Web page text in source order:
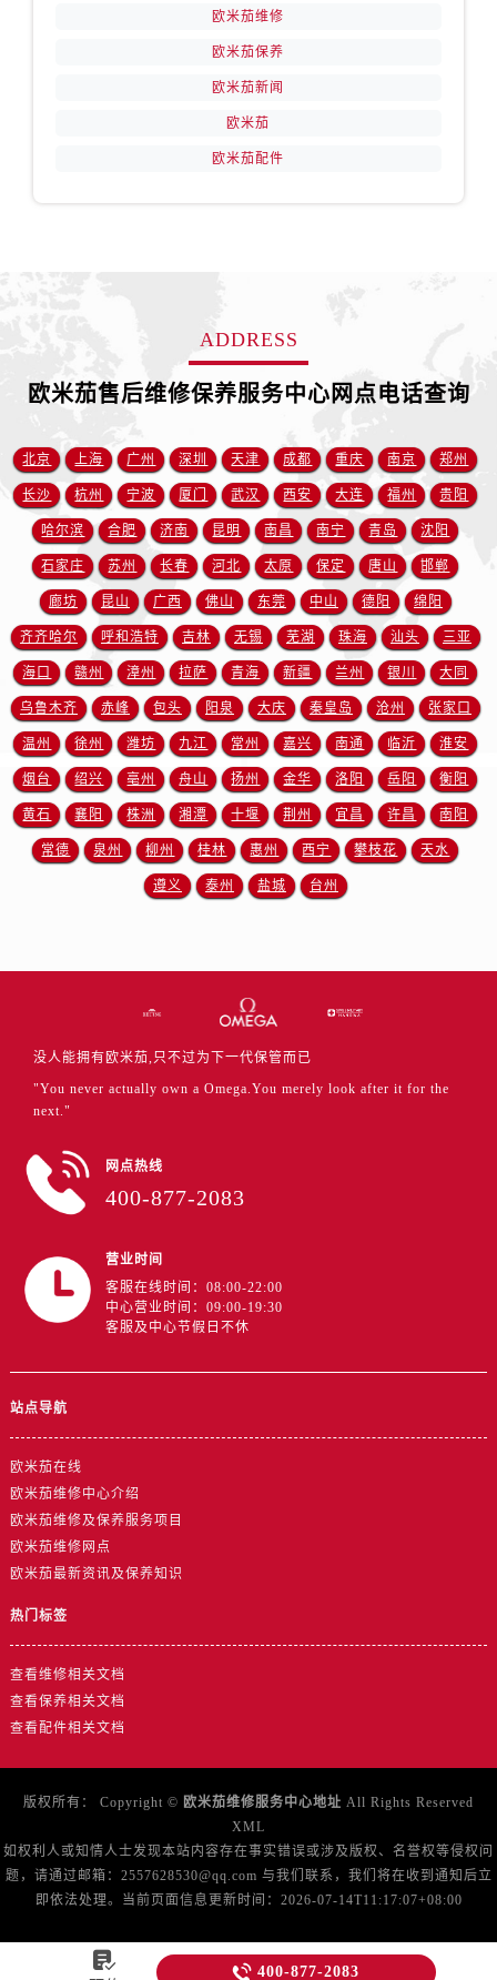
山东省济宁市任城区太白楼路售后服务中心（需提前预约）
山东省莱芜市文化南路8号银座商城名表维修一楼名表维修售后服务中心（需提前预约）
山东省临沂市兰山区解放路售后服务中心（需提前预约）
山东省日照市东港区烟台路售后服务中心（需提前预约）
山东省泰安市泰山区财源街道泰山大街售后服务中心（需提前预约）
山东省威海市环翠区新威海路89号振华商厦一楼名表维修售后服务中心（需提前预约）
山东省潍坊市奎文区东风东街售后服务中心（需提前预约）
山东省枣庄市滕州市北辛路与善国路交叉口售后服务中心（需提前预约）
山东省淄博市张店区金晶大道售后服务中心（需提前预约）
上海市黄浦区南京东路299号宏伊国际广场写字楼8层806室售后服务中心（需提前预约）
上海市徐汇区虹桥路3号港汇中心2座37层3705室售后服务中心（需提前预约）
浙江省杭州市上城区钱江路1366号华润大厦A座5层503-5室售后服务中心（需提前预约）
浙江省湖州市吴兴区劳动路售后服务中心（需提前预约）
浙江省宁波市江北区大闸南路500号来福士广场办公楼20层2009室售后服务中心（需提前预约）
澳门特别行政区大堂区议事亭前地（新马路）售后服务中心（需提前预约）
广东省潮州市潮安区新风路与潮汕路交汇处售后服务中心（需提前预约）
广东省广州市越秀区环市东路371-375号世界贸易中心大厦南塔15层1507室售后服务中心（需提前预约）
广东省阳江市江城区东风一路售后服务中心（需提前预约）
广东省湛江市赤坎区观海北路售后服务中心（需提前预约）
广东省肇庆市端州区信安大道与砚都大道交汇处售后服务中心（需提前预约）
欧米茄维修
欧米茄保养
欧米茄新闻
欧米茄
欧米茄配件
ADDRESS
欧米茄售后维修保养服务中心网点电话查询
北京 上海 广州 深圳 天津 成都 重庆 南京 郑州
长沙 杭州 宁波 厦门 武汉 西安 大连 福州 贵阳
哈尔滨 合肥 济南 昆明 南昌 南宁 青岛 沈阳
石家庄 苏州 长春 河北 太原 保定 唐山 邯郸
廊坊 昆山 广西 佛山 东莞 中山 德阳 绵阳
齐齐哈尔 呼和浩特 吉林 无锡 芜湖 珠海 汕头 三亚
海口 赣州 漳州 拉萨 青海 新疆 兰州 银川 大同
乌鲁木齐 赤峰 包头 阳泉 大庆 秦皇岛 沧州 张家口
温州 徐州 潍坊 九江 常州 嘉兴 南通 临沂 淮安
烟台 绍兴 亳州 舟山 扬州 金华 洛阳 岳阳 衡阳
黄石 襄阳 株洲 湘潭 十堰 荆州 宜昌 许昌 南阳
常德 泉州 柳州 桂林 惠州 西宁 攀枝花 天水
遵义 泰州 盐城 台州
没人能拥有欧米茄,只不过为下一代保管而已
"You never actually own a Omega.You merely look after it for the
next."
网点热线
400-877-2083
营业时间
客服在线时间：08:00-22:00
中心营业时间：09:00-19:30
客服及中心节假日不休
站点导航
欧米茄在线
欧米茄维修中心介绍
欧米茄维修及保养服务项目
欧米茄维修网点
欧米茄最新资讯及保养知识
热门标签
查看维修相关文档
查看保养相关文档
查看配件相关文档
版权所有： Copyright © 欧米茄维修服务中心地址 All Rights Reserved
XML
如权利人或知情人士发现本站内容存在事实错误或涉及版权、名誉权等侵权问
题，请通过邮箱：2557628530@qq.com 与我们联系，我们将在收到通知后立
即依法处理。当前页面信息更新时间：2026-07-14T11:17:07+08:00
  400-877-2083